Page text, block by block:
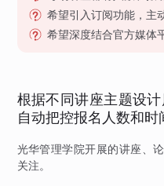
希望引入订阅功能，主
希望深度结合官方媒体
根据不同讲座主题设
自动把控报名人数和
光华管理学院开展的讲座、
关注。